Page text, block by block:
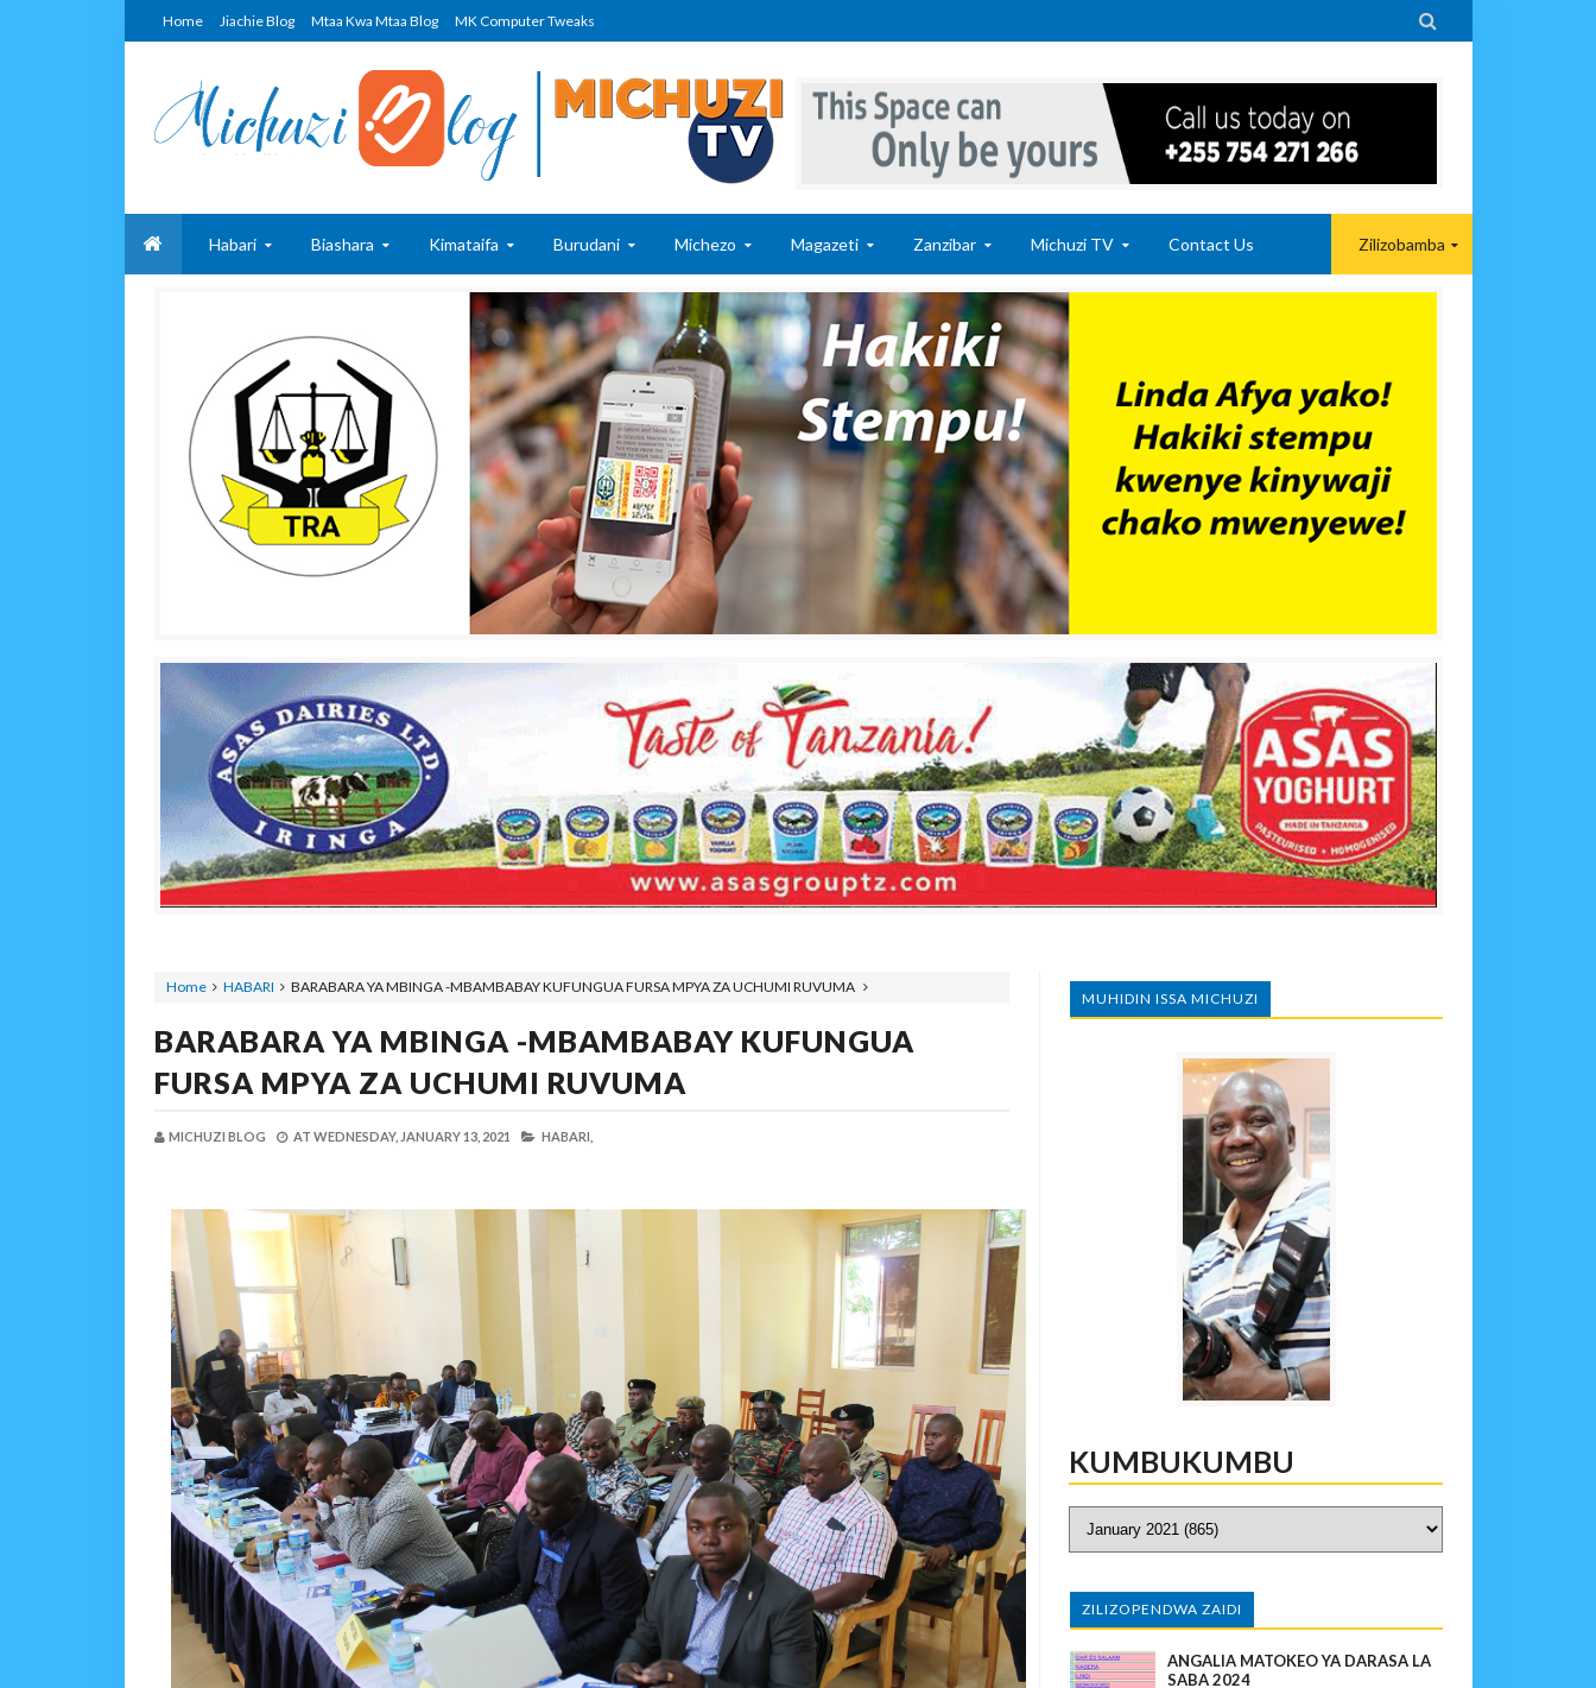
Home Jiachie Blog Mtaa Kwa Mtaa Blog MK Computer Tweaks 
Habari Biashara Kimataifa Burudani Michezo Magazeti Zanzibar Michuzi TV Contact Us Zilizobamba
Home HABARI BARABARA YA MBINGA -MBAMBABAY KUFUNGUA FURSA MPYA ZA UCHUMI RUVUMA
BARABARA YA MBINGA -MBAMBABAY KUFUNGUA
FURSA MPYA ZA UCHUMI RUVUMA
MICHUZI BLOG AT WEDNESDAY, JANUARY 13, 2021 HABARI,
MUHIDIN ISSA MICHUZI
KUMBUKUMBU
ZILIZOPENDWA ZAIDI
ANGALIA MATOKEO YA DARASA LA
SABA 2024